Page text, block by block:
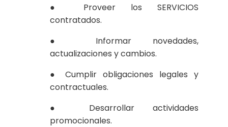
● Proveer los SERVICIOS
contratados.
● Informar novedades,
actualizaciones y cambios.
● Cumplir obligaciones legales y
contractuales.
● Desarrollar actividades
promocionales.